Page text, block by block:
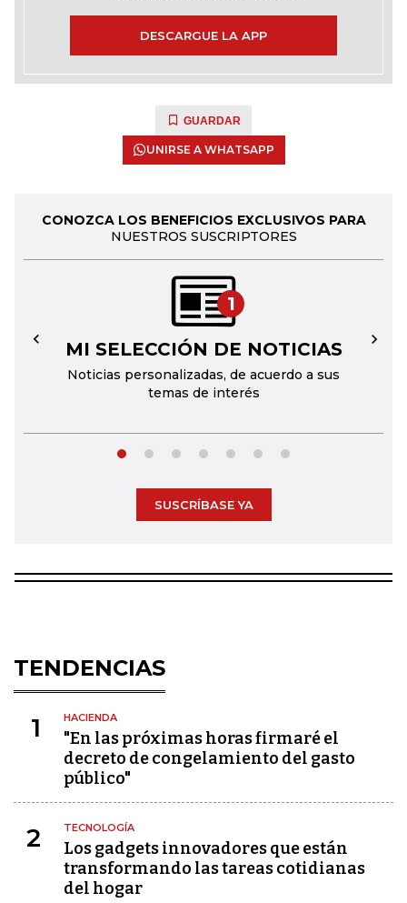
DESCARGUE LA APP
GUARDAR
UNIRSE A WHATSAPP
CONOZCA LOS BENEFICIOS EXCLUSIVOS PARA
NUESTROS SUSCRIPTORES
1
MI SELECCIÓN DE NOTICIAS
Noticias personalizadas, de acuerdo a sus
temas de interés
← →
SUSCRÍBASE YA
TENDENCIAS
1 HACIENDA
"En las próximas horas firmaré el
decreto de congelamiento del gasto
público"
2 TECNOLOGÍA
Los gadgets innovadores que están
transformando las tareas cotidianas
del hogar